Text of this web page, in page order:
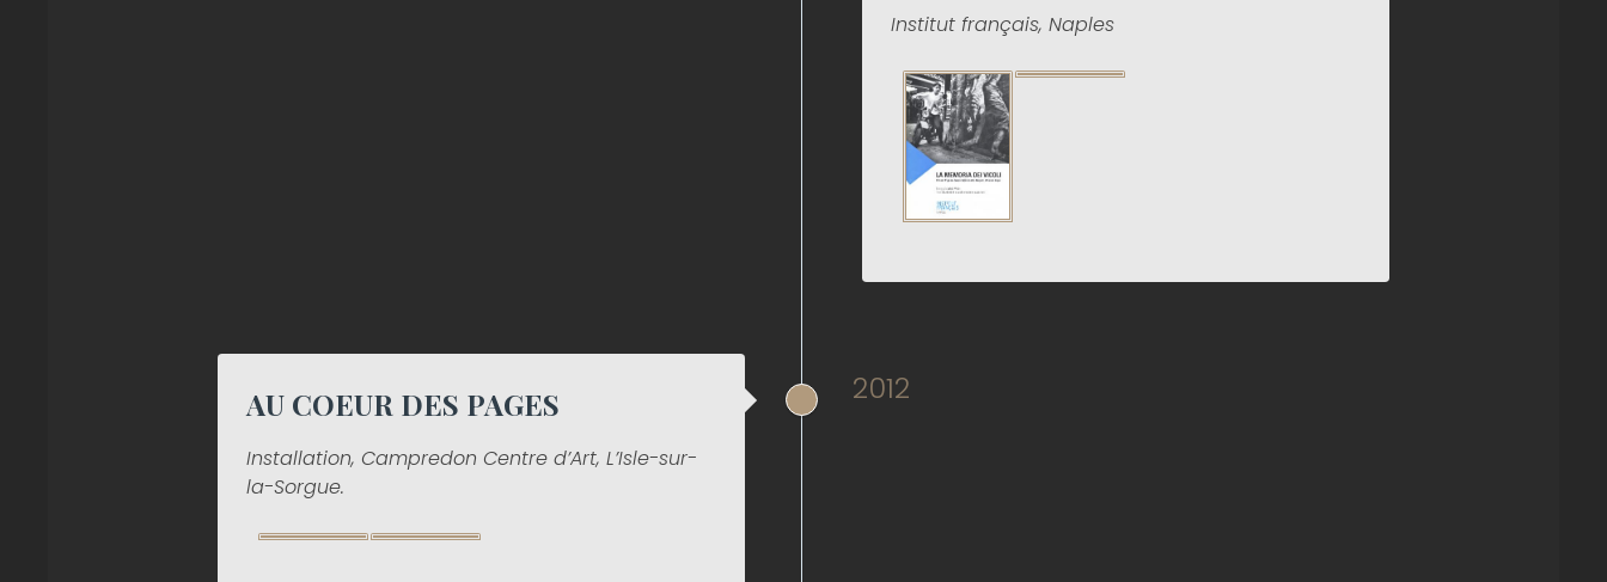
Institut français, Naples
AU COEUR DES PAGES
Installation, Campredon Centre d’Art, L’Isle-sur-
la-Sorgue.
2012